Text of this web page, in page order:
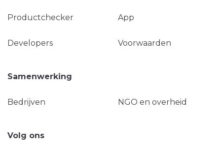
Productchecker App
Developers Voorwaarden
Samenwerking
Bedrijven NGO en overheid
Volg ons